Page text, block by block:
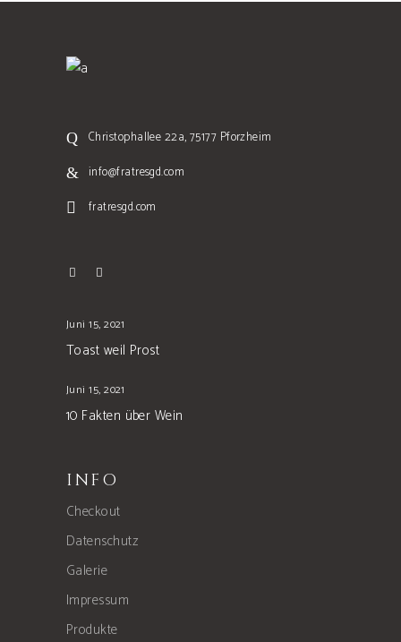
Christophallee 22a, 75177 Pforzheim
info@fratresgd.com
fratresgd.com
Juni 15, 2021
Toast weil Prost
Juni 15, 2021
10 Fakten über Wein
INFO
Checkout
Datenschutz
Galerie
Impressum
Produkte